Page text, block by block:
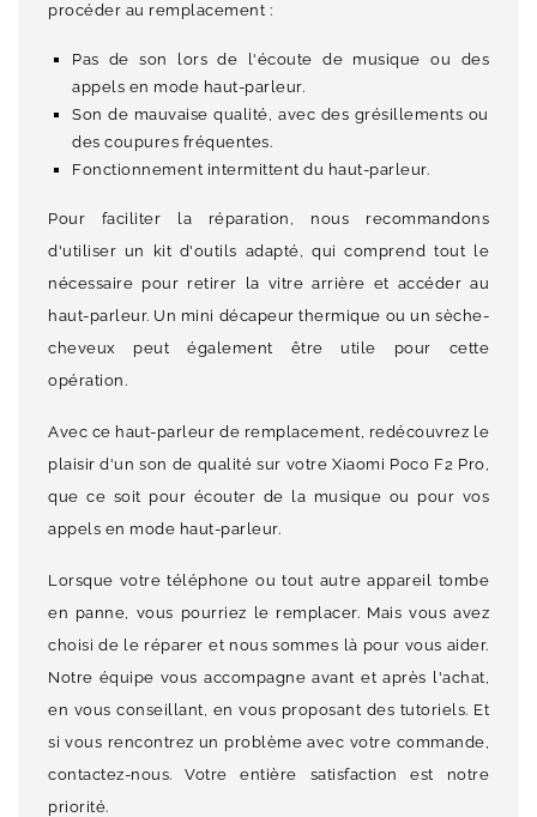
procéder au remplacement :
Pas de son lors de l'écoute de musique ou des
appels en mode haut-parleur.
Son de mauvaise qualité, avec des grésillements ou
des coupures fréquentes.
Fonctionnement intermittent du haut-parleur.
Pour faciliter la réparation, nous recommandons
d'utiliser un kit d'outils adapté, qui comprend tout le
nécessaire pour retirer la vitre arrière et accéder au
haut-parleur. Un mini décapeur thermique ou un sèche-
cheveux peut également être utile pour cette
opération.
Avec ce haut-parleur de remplacement, redécouvrez le
plaisir d'un son de qualité sur votre Xiaomi Poco F2 Pro,
que ce soit pour écouter de la musique ou pour vos
appels en mode haut-parleur.
Lorsque votre téléphone ou tout autre appareil tombe
en panne, vous pourriez le remplacer. Mais vous avez
choisi de le réparer et nous sommes là pour vous aider.
Notre équipe vous accompagne avant et après l'achat,
en vous conseillant, en vous proposant des tutoriels. Et
si vous rencontrez un problème avec votre commande,
contactez-nous. Votre entière satisfaction est notre
priorité.